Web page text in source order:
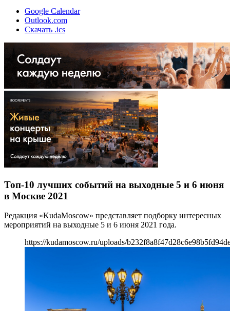
Google Calendar
Outlook.com
Скачать .ics
Топ-10 лучших событий на выходные 5 и 6 июня
в Москве 2021
Редакция «KudaMoscow» представляет подборку интересных
мероприятий на выходные 5 и 6 июня 2021 года.
https://kudamoscow.ru/uploads/